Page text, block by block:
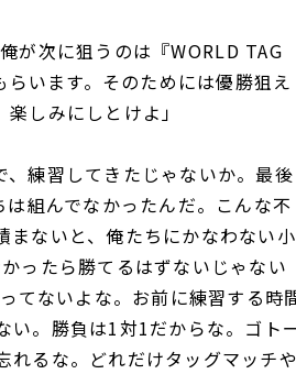
が次に狙うのは『WORLD TAG
います。そのためには優勝狙え
しみにしとけよ」
練習してきたじゃないか。最後
組んでなかったんだ。こんな不
まないと、俺たちにかなわない小
ったら勝てるはずないじゃない
てないよな。お前に練習する時
い。勝負は1対1だからな。ゴト
れるな。どれだけタッグマッチ